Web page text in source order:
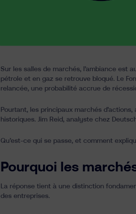
Sur les salles de marchés, l’ambiance est
pétrole et en gaz se retrouve bloqué. Le
relancée, une probabilité accrue de
Pourtant, les principaux marchés
historiques. Jim Reid, analyste chez
Qu’est-ce qui se passe, et comment
Pourquoi les
La réponse tient à une distinction
des entreprises.